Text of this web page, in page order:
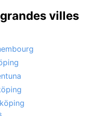
villes